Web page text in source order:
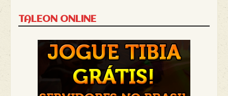
TALEON ONLINE